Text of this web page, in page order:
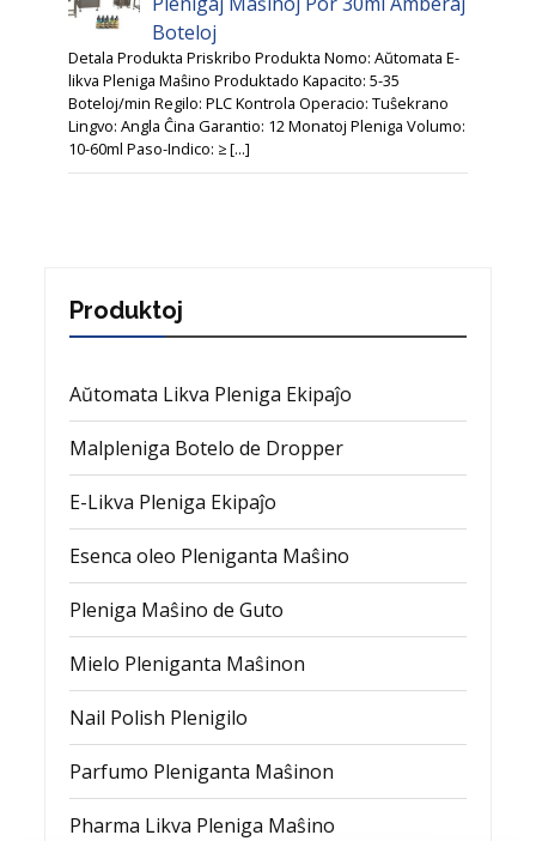
Boteloj
Detala Produkta Priskribo Produkta Nomo: Aŭtomata E-
likva Pleniga Maŝino Produktado Kapacito: 5-35
Boteloj/min Regilo: PLC Kontrola Operacio: Tuŝekrano
Lingvo: Angla Ĉina Garantio: 12 Monatoj Pleniga Volumo:
10-60ml Paso-Indico: ≥ [...]
Produktoj
Aŭtomata Likva Pleniga Ekipaĵo
Malpleniga Botelo de Dropper
E-Likva Pleniga Ekipaĵo
Esenca oleo Pleniganta Maŝino
Pleniga Maŝino de Guto
Mielo Pleniganta Maŝinon
Nail Polish Plenigilo
Parfumo Pleniganta Maŝinon
Pharma Likva Pleniga Maŝino